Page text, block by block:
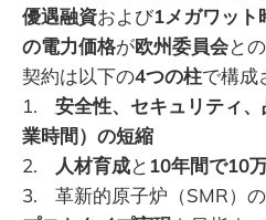
優遇融資および1メガワッ
の電力価格が欧州委員会と
契約は以下の4つの柱で構成
1. 安全性、セキュリティ
業時間）の短縮
2. 人材育成と 10年間で10
3. 革新的原子炉（SMR）の